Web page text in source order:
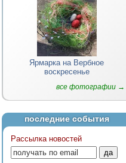
Ярмарка на Вербное
воскресенье
все фотографии →
последние события
Рассылка новостей